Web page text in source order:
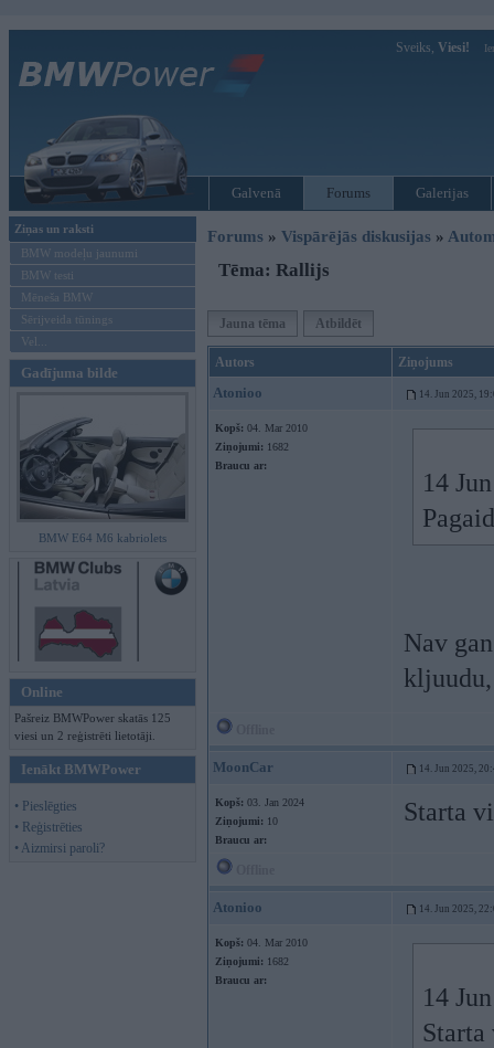
Sveiks, Viesi!
Galvenā Forums Galerijas
Ziņas un raksti
BMW modeļu jaunumi
BMW testi
Mēneša BMW
Sērijveida tūnings
Vel...
Gadījuma bilde
BMW E64 M6 kabriolets
Online
Pašreiz BMWPower skatās 125
viesi un 2 reģistrēti lietotāji.
Ienākt BMWPower
• Pieslēgties
• Reģistrēties
• Aizmirsi paroli?
Forums » Vispārējās diskusijas »
Tēma: Rallijs
Jauna tēma Atbildēt
Autors Ziņojums
Atonioo 14. Jun 2025,
Kopš: 04. Mar 2010
Ziņojumi: 1682
Braucu ar:
14
Nav
MoonCar 14. Jun 2025,
Kopš: 03. Jan 2024
Ziņojumi: 10
Braucu ar:
Starta
Atonioo 14. Jun 2025,
Kopš: 04. Mar 2010
Ziņojumi: 1682
Braucu ar:
14